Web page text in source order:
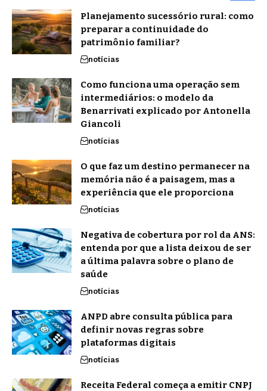
Planejamento sucessório rural: como
preparar a continuidade do
patrimônio familiar?
notícias
Como funciona uma operação sem
intermediários: o modelo da
Benarrivati explicado por Antonella
Giancoli
notícias
O que faz um destino permanecer na
memória não é a paisagem, mas a
experiência que ele proporciona
notícias
Negativa de cobertura por rol da ANS:
entenda por que a lista deixou de ser
a última palavra sobre o plano de
saúde
notícias
ANPD abre consulta pública para
definir novas regras sobre
plataformas digitais
notícias
Receita Federal começa a emitir CNPJ